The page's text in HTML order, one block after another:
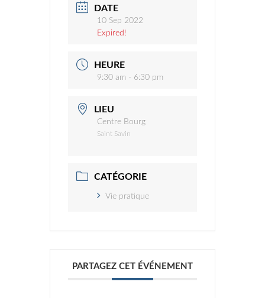
DATE
10 Sep 2022
Expired!
HEURE
9:30 am - 6:30 pm
LIEU
Centre Bourg
Saint Savin
CATÉGORIE
Vie pratique
PARTAGEZ CET ÉVÉNEMENT